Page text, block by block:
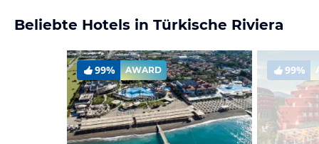
Beliebte Hotels in Türkische Riviera
99% AWARD 99%